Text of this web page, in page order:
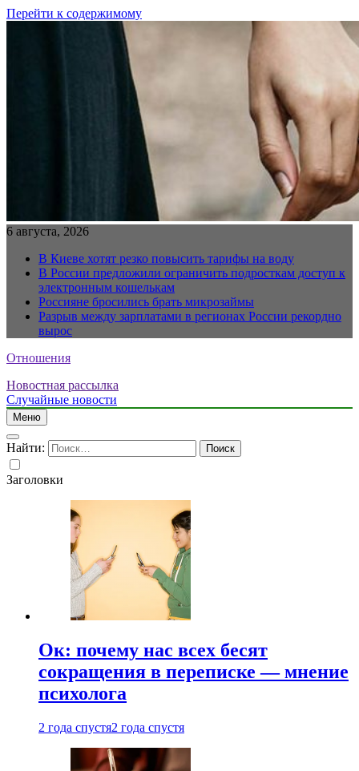
Перейти к содержимому
6 августа, 2026
В Киеве хотят резко повысить тарифы на воду
В России предложили ограничить подросткам доступ к
электронным кошелькам
Россияне бросились брать микрозаймы
Разрыв между зарплатами в регионах России рекордно
вырос
Отношения
Новостная рассылка
Случайные новости
Меню
Найти:
Заголовки
Ок: почему нас всех бесят
сокращения в переписке — мнение
психолога
2 года спустя2 года спустя